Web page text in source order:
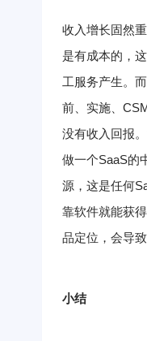
收入增长固然
是有成本的，
工服务产生。
前、实施、
没有收入回报。
做一个SaaS的
源，这是任何
靠软件就能获
品定位，会导
小结